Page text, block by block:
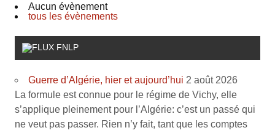
Aucun évènement
tous les évènements
FNLP
Guerre d’Algérie, hier et aujourd’hui 2 août 2026
La formule est connue pour le régime de Vichy, elle
s’applique pleinement pour l’Algérie: c’est un passé qui
ne veut pas passer. Rien n’y fait, tant que les comptes